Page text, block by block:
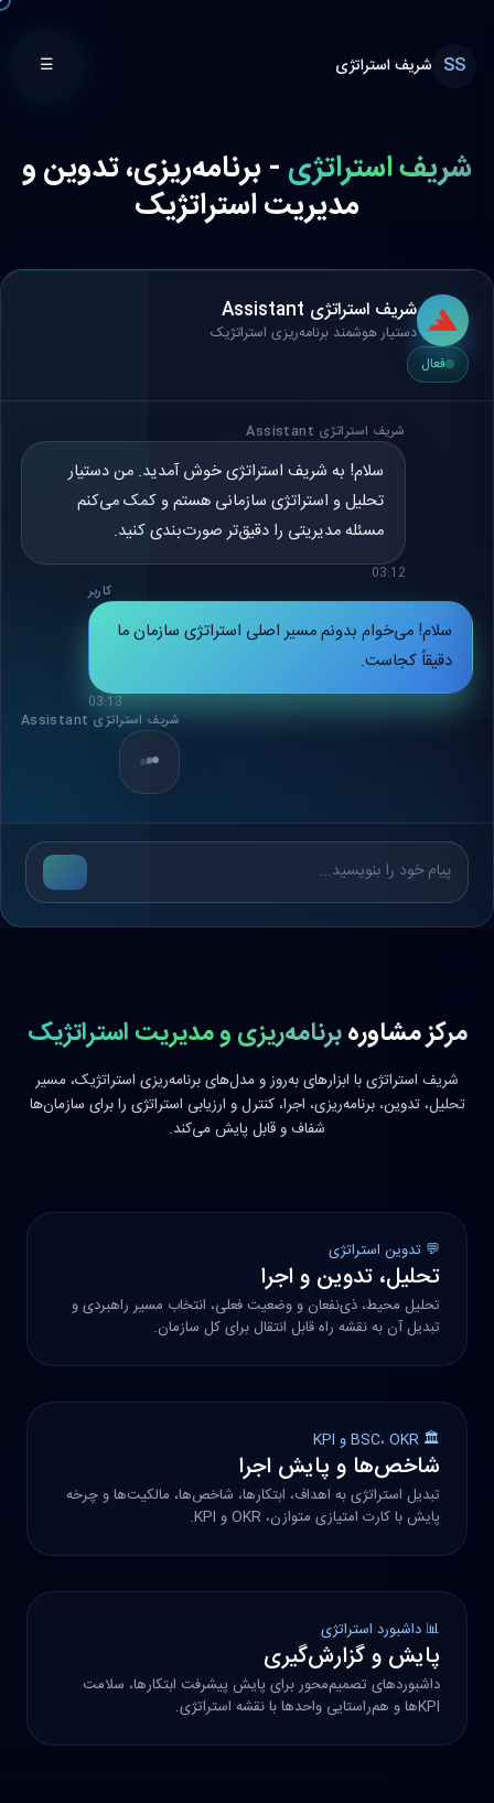
SS شریف استراتژی ☰
شریف استراتژی - برنامه‌ریزی، تدوین و
مدیریت استراتژیک
شریف استراتژی Assistant
دستیار هوشمند برنامه‌ریزی استراتژیک
فعال
شریف استراتژی Assistant
سلام! به شریف استراتژی خوش آمدید. من دستیار
تحلیل و استراتژی سازمانی هستم و کمک می‌کنم
مسئله مدیریتی را دقیق‌تر صورت‌بندی کنید.
03:12
کاربر
سلام! می‌خوام بدونم مسیر اصلی استراتژی سازمان ما
دقیقاً کجاست.
03:13
شریف استراتژی Assistant
مرکز مشاورهبرنامه‌ریزی و مدیریت استراتژیک
شریف استراتژی با ابزارهای به‌روز و مدل‌های برنامه‌ریزی استراتژیک، مسیر
تحلیل، تدوین، برنامه‌ریزی، اجرا، کنترل و ارزیابی استراتژی را برای سازمان‌ها
شفاف و قابل پایش می‌کند.
💬 تدوین استراتژی
تحلیل، تدوین و اجرا
تحلیل محیط، ذی‌نفعان و وضعیت فعلی، انتخاب مسیر راهبردی و
تبدیل آن به نقشه راه قابل انتقال برای کل سازمان.
🏛️ BSC، OKR و KPI
شاخص‌ها و پایش اجرا
تبدیل استراتژی به اهداف، ابتکارها، شاخص‌ها، مالکیت‌ها و چرخه
پایش با کارت امتیازی متوازن، OKR و KPI.
📊 داشبورد استراتژی
پایش و گزارش‌گیری
داشبوردهای تصمیم‌محور برای پایش پیشرفت ابتکارها، سلامت
KPIها و هم‌راستایی واحدها با نقشه استراتژی.